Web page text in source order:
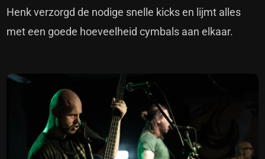
Henk verzorgd de nodige snelle kicks en lijmt alles
met een goede hoeveelheid cymbals aan elkaar.